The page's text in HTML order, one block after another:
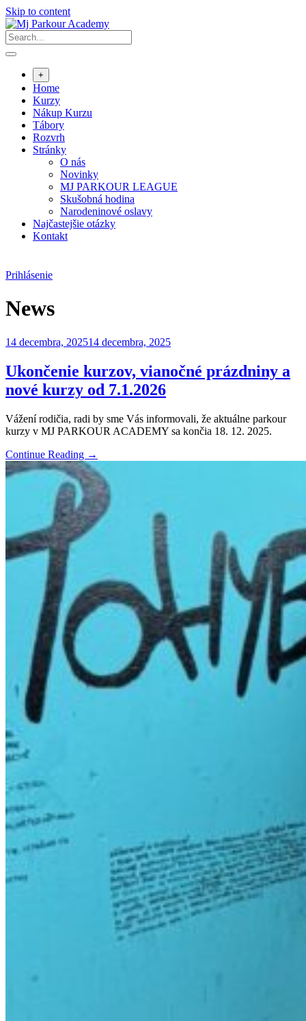
Skip to content
+
Home
Kurzy
Nákup Kurzu
Tábory
Rozvrh
Stránky
O nás
Novinky
MJ PARKOUR LEAGUE
Skušobná hodina
Narodeninové oslavy
Najčastejšie otázky
Kontakt
Prihlásenie
News
14 decembra, 202514 decembra, 2025
Ukončenie kurzov, vianočné prázdniny a
nové kurzy od 7.1.2026
Vážení rodičia, radi by sme Vás informovali, že aktuálne parkour
kurzy v MJ PARKOUR ACADEMY sa končia 18. 12. 2025.
Continue Reading →